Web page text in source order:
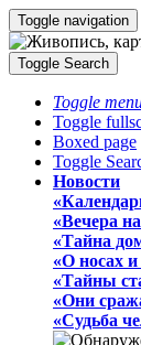
Toggle navigation
Toggle Search
Toggle
Toggle
Boxed page
Toggle
Новости
«Вечера
«Тайна
«О носах
«Тайны
«Они
«Судьба